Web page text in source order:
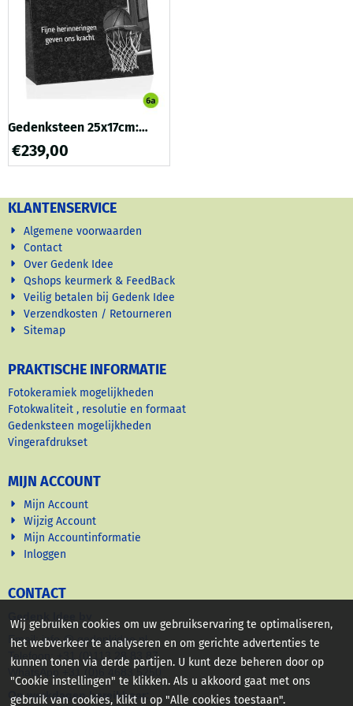
in het graniet....
Gedenksteen 25x17cm:
tekst + lasertekening
€239,00
KLANTENSERVICE
Algemene voorwaarden
Contact
Over Gedenk Idee
Qshops keurmerk & FeedBack
Veilig betalen bij Gedenk Idee
Verzendkosten / Retourneren
Sitemap
PRAKTISCHE INFORMATIE
Fotokeramiek mogelijkheden
Fotokwaliteit , resolutie en formaat
Gedenksteen mogelijkheden
Vingerafdrukset
MIJN ACCOUNT
Mijn Account
Wijzig Account
Mijn Accountinformatie
Inloggen
CONTACT
Gedenk Idee bv
Email: info @ gedenkidee nl
Telefoon: +31 (0)113 28 83 87
WhatsApp +31 (0)6 4683 5250
Op werkdagen bereikbaar:
Wij gebruiken cookies om uw gebruikservaring te optimaliseren,
het webverkeer te analyseren en om gerichte advertenties te
kunnen tonen via derde partijen. U kunt deze beheren door op
"Cookie instellingen" te klikken. Als u akkoord gaat met ons
gebruik van cookies, klikt u op "Alle cookies toestaan".